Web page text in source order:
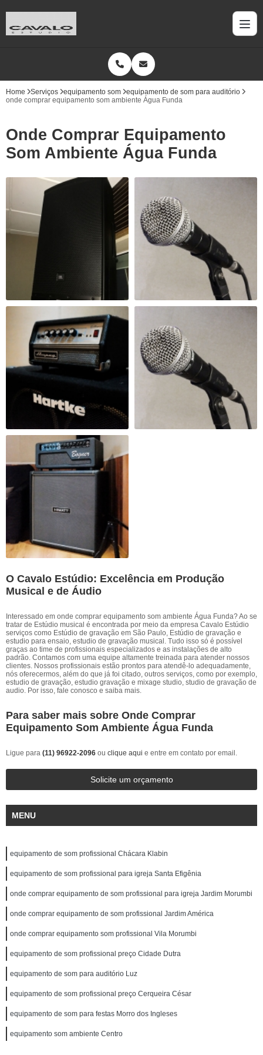
Home Serviços equipamento som
equipamento de som para auditório
onde comprar equipamento som ambiente Água Funda
Onde Comprar Equipamento
Som Ambiente Água Funda
O Cavalo Estúdio: Excelência em Produção
Musical e de Áudio
Interessado em onde comprar equipamento som ambiente Água Funda? Ao se
tratar de Estúdio musical é encontrada por meio da empresa Cavalo Estúdio
serviços como Estúdio de gravação em São Paulo, Estúdio de gravação e
estudio para ensaio, estudio de gravação musical. Tudo isso só é possível
graças ao time de profissionais especializados e as instalações de alto
padrão. Contamos com uma equipe altamente treinada para atender nossos
clientes. Nossos profissionais estão prontos para atendê-lo adequadamente,
nós oferecermos, além do que já foi citado, outros serviços, como por exemplo,
estudio de gravação, estudio gravação e mixage studio, studio de gravação de
audio. Por isso, fale conosco e saiba mais.
Para saber mais sobre Onde Comprar
Equipamento Som Ambiente Água Funda
Ligue para (11) 96922-2096 ou clique aqui e entre em contato por email.
Solicite um orçamento
MENU
equipamento de som profissional Chácara Klabin
equipamento de som profissional para igreja Santa Efigênia
onde comprar equipamento de som profissional para igreja Jardim Morumbi
onde comprar equipamento de som profissional Jardim América
onde comprar equipamento som profissional Vila Morumbi
equipamento de som profissional preço Cidade Dutra
equipamento de som para auditório Luz
equipamento de som profissional preço Cerqueira César
equipamento de som para festas Morro dos Ingleses
equipamento som ambiente Centro